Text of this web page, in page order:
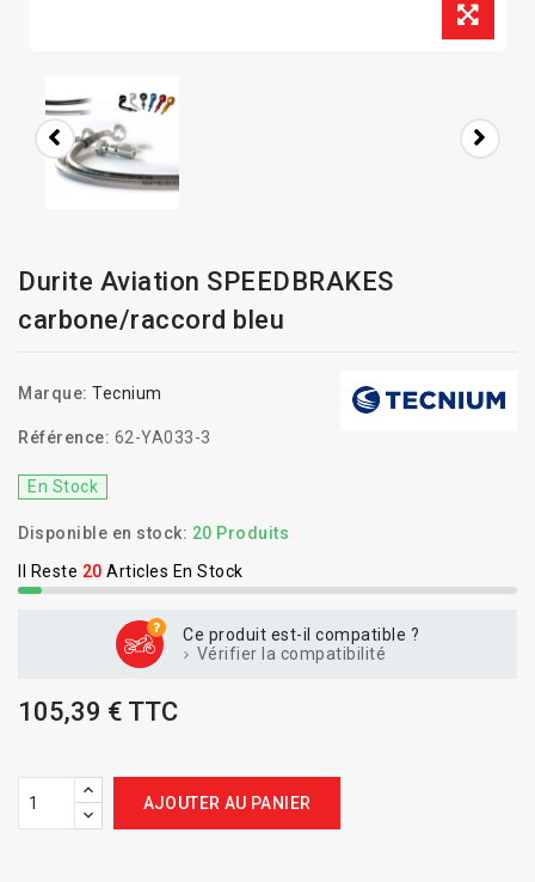
Durite Aviation SPEEDBRAKES
carbone/raccord bleu
Marque: Tecnium
Référence: 62-YA033-3
En Stock
Disponible en stock: 20 Produits
Il Reste 20 Articles En Stock
Ce produit est-il compatible ?
Vérifier la compatibilité
105,39 € TTC
AJOUTER AU PANIER